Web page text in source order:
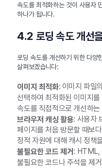
속도를 최적화하는 것이 사용자
하나가 됩니다.
4.2 로딩 속도 개선
로딩 속도를 개선하기 위한 다양
살펴보겠습니다:
이미지 최적화: 이미지 파일
선택하여 최적화된 이미지
속도를 직접적으로 개선하는
브라우저 캐싱 활용: 사용자
페이지를 처음 방문할 때보
정적 자원에 대해 캐시 정책
불필요한 코드 제거 : HTML,
불필요한 코드나 주석을 제